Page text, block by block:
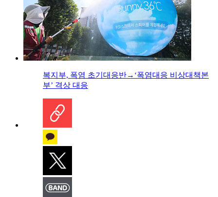
복지부, 폭염 초기대응반→‘폭염대응 비상대책본
부’ 격상 대응